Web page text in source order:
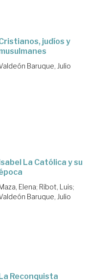
judíos y
Baruque, Julio
La Católica y su
Elena; Ribot, Luis;
Baruque, Julio
Reconquista